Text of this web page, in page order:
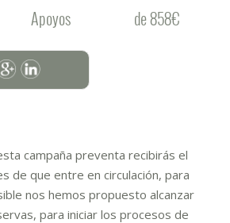
Apoyos de 858€
campaña preventa recibirás el
de que entre en circulación, para
nos hemos propuesto alcanzar
para iniciar los procesos de